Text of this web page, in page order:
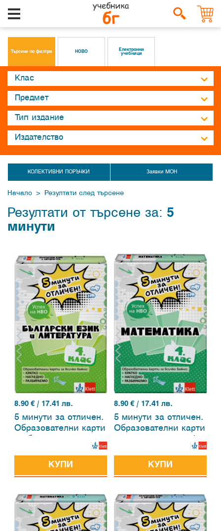
Търсене по филтри НОВО
Електронни
учебници
КОЛЕКТИВНИ ПОРЪЧКИ Заявки МОН
Начало > Резултати след търсене
Резултати от търсене за: 5
минути
8.90 € / 17.41 лв.
5 минути за отличен.
Образователни карти
литература за 4. клас
КУПИ
8.90€ / 17.41 лв.
5 минути за отличен.
Образователни карти
КУПИ